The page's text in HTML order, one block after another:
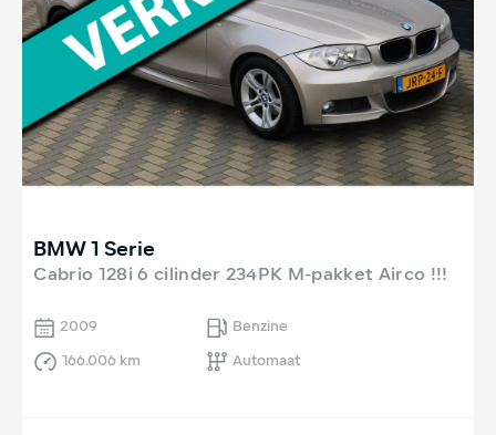
BMW 1 Serie
Cabrio 128i 6 cilinder 234PK M-pakket Airco !!!
2009
Benzine
166.006 km
Automaat